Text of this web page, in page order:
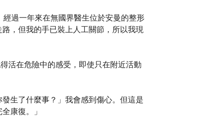
過一年來在無國界醫生位於安曼的整形
，但我的手已裝上人工關節，所以我現
活在危險中的感受，即使只在附近活動
生了什麼事？」我會感到傷心。但這是
康復。」